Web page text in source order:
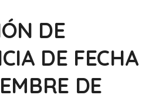
DE
DE FECHA
DE